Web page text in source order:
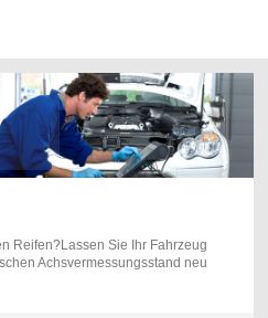
Reifen?Lassen Sie Ihr Fahrzeug
Achsvermessungsstand neu